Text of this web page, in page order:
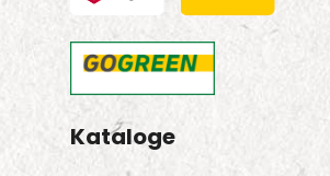
Kataloge